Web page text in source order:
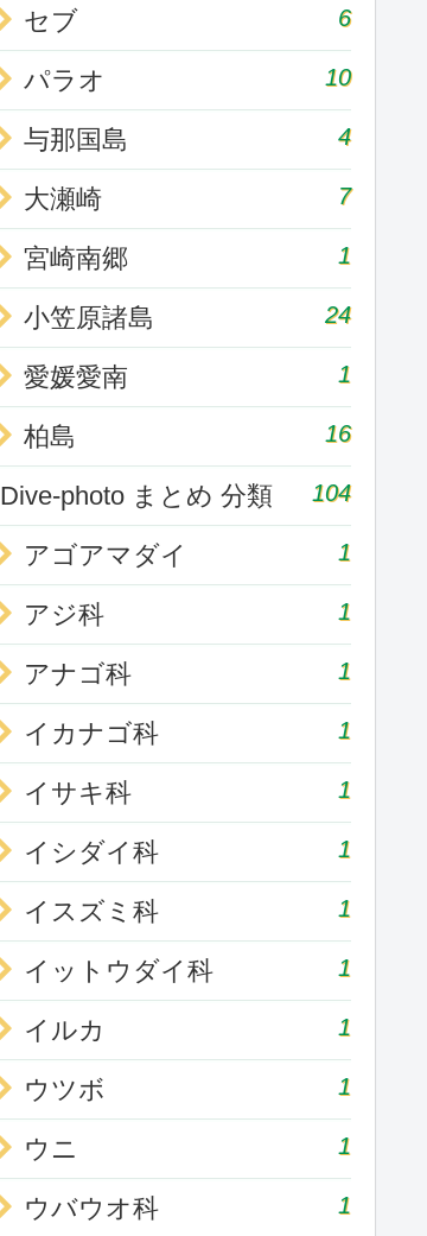
セブ 6
パラオ 10
与那国島 4
大瀬崎 7
宮崎南郷 1
小笠原諸島 24
愛媛愛南 1
柏島 16
Dive-photo まとめ 分類 104
アゴアマダイ 1
アジ科 1
アナゴ科 1
イカナゴ科 1
イサキ科 1
イシダイ科 1
イスズミ科 1
イットウダイ科 1
イルカ 1
ウツボ 1
ウニ 1
ウバウオ科 1